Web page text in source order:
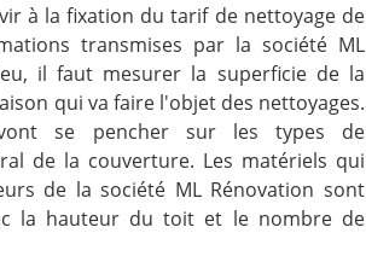
à la fixation du tarif de nettoyage de
transmises par la société ML
il faut mesurer la superficie de la
qui va faire l'objet des nettoyages.
se pencher sur les types de
de la couverture. Les matériels qui
de la société ML Rénovation sont
la hauteur du toit et le nombre de